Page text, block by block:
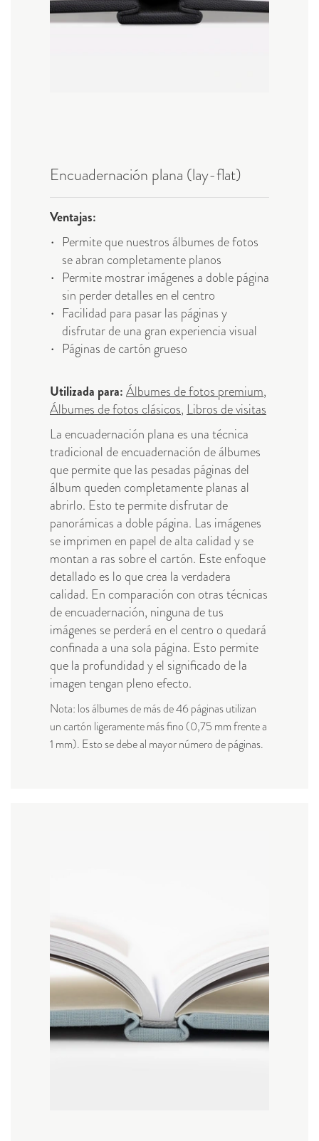
Encuadernación plana (lay-flat)
Ventajas:
Permite que nuestros álbumes de fotos
se abran completamente planos
Permite mostrar imágenes a doble página
sin perder detalles en el centro
Facilidad para pasar las páginas y
disfrutar de una gran experiencia visual
Páginas de cartón grueso
Utilizada para:Álbumes de fotos premium,
Álbumes de fotos clásicos,Libros de visitas
La encuadernación plana es una técnica
tradicional de encuadernación de álbumes
que permite que las pesadas páginas del
álbum queden completamente planas al
abrirlo. Esto te permite disfrutar de
panorámicas a doble página. Las imágenes
se imprimen en papel de alta calidad y se
montan a ras sobre el cartón. Este enfoque
detallado es lo que crea la verdadera
calidad. En comparación con otras técnicas
de encuadernación, ninguna de tus
imágenes se perderá en el centro o quedará
confinada a una sola página. Esto permite
que la profundidad y el significado de la
imagen tengan pleno efecto.
Nota: los álbumes de más de 46 páginas utilizan
un cartón ligeramente más fino (0,75 mm frente a
1 mm). Esto se debe al mayor número de páginas.